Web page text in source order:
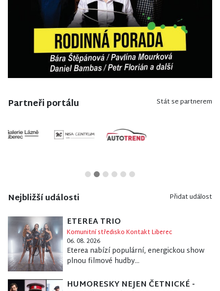
Partneři portálu Stát se partnerem
Nejbližší události Přidat událost
ETEREA TRIO
Komunitní středisko Kontakt Liberec
06. 08. 2026
Eterea nabízí populární, energickou show
plnou filmové hudby...
HUMORESKY NEJEN ČETNICKÉ -